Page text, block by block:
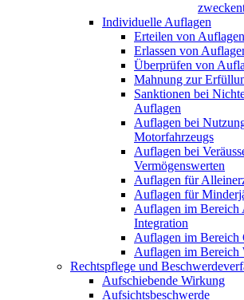
Individuelle Auflagen
Erteilen von Auflagen
Erlassen von
Überprüfen von
Mahnung zur
Sanktionen bei
Auflagen
Auflagen bei
Motorfahrzeugs
Auflagen bei
Vermögenswerten
Auflagen für
Auflagen für
Auflagen im Bereich
Integration
Auflagen im Bereich
Auflagen im Bereich
Rechtspflege und
Aufschiebende Wirkung
Aufsichtsbeschwerde